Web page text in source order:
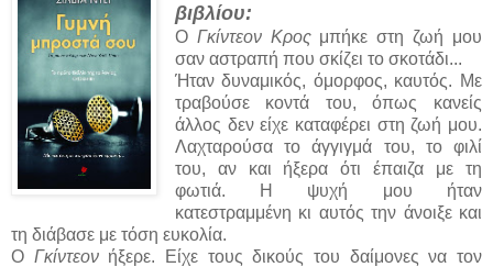
βιβλίου:
Ο Γκίντεον Κροςμπήκε στη ζωή μου
σαν αστραπή που σκίζει το σκοτάδι...
Ήταν δυναμικός, όμορφος, καυτός. Με
τραβούσε κοντά του, όπως κανείς
άλλος δεν είχε καταφέρει στη ζωή μου.
Λαχταρούσα το άγγιγμά του, το φιλί
του, αν και ήξερα ότι έπαιζα με τη
φωτιά. Η ψυχή μου ήταν
κατεστραμμένη κι αυτός την άνοιξε και
τη διάβασε με τόση ευκολία.
Ο Γκίντεονήξερε. Είχε τους δικούς του δαίμονες να τον